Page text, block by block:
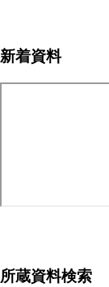
送
新着資料
所蔵資料検索